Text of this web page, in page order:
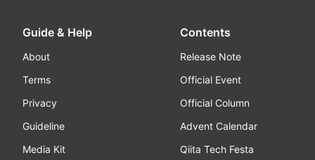
Guide & Help
About
Terms
Privacy
Guideline
Media Kit
Contents
Release Note
Official Event
Official Column
Advent Calendar
Qiita Tech Festa